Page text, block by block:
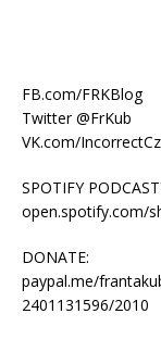
FB.com/FRKBlog
Twitter @FrKub
VK.com/IncorrectCz
SPOTIFY
open.spotify.com/
DONATE:
paypal.me/
2401131596/2010